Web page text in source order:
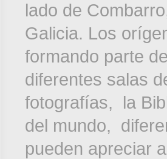
lado de
Galicia. Los
formando parte
diferentes salas
fotografías, la
del mundo,
pueden apreciar